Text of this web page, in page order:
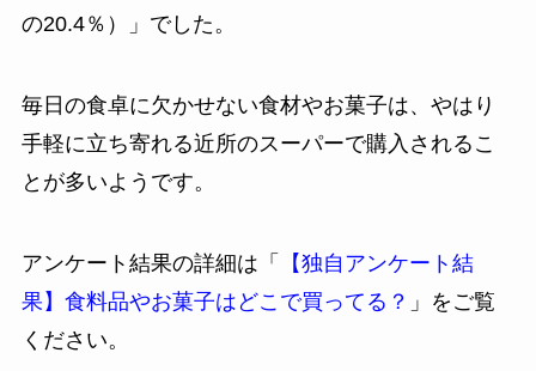
の20.4％）」でした。
毎日の食卓に欠かせない食材やお菓子は、やはり
手軽に立ち寄れる近所のスーパーで購入されるこ
とが多いようです。
アンケート結果の詳細は「
【独自アンケート結
果】食料品やお菓子はどこで買ってる？ 」をご覧
ください。